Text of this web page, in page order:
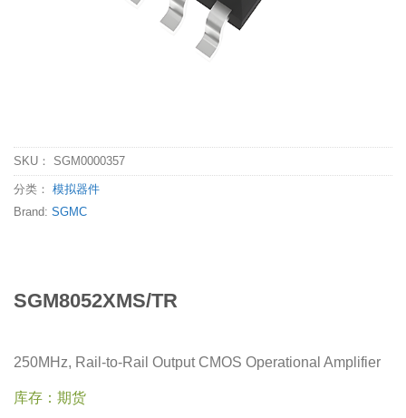
SKU： SGM0000357
分类： 模拟器件
Brand: SGMC
SGM8052XMS/TR
250MHz, Rail-to-Rail Output CMOS Operational Amplifier
库存：期货